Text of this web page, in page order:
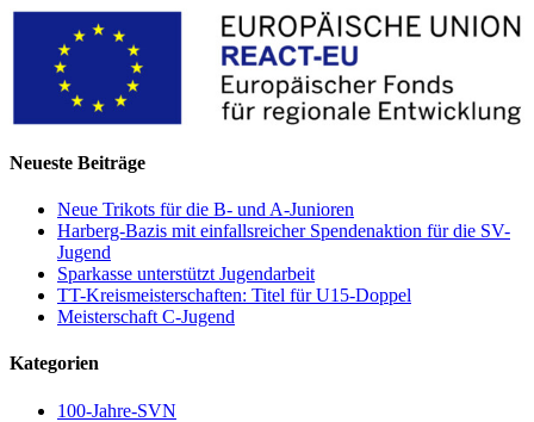
Neueste Beiträge
Neue Trikots für die B- und A-Junioren
Harberg-Bazis mit einfallsreicher Spendenaktion für die SV-
Jugend
Sparkasse unterstützt Jugendarbeit
TT-Kreismeisterschaften: Titel für U15-Doppel
Meisterschaft C-Jugend
Kategorien
100-Jahre-SVN